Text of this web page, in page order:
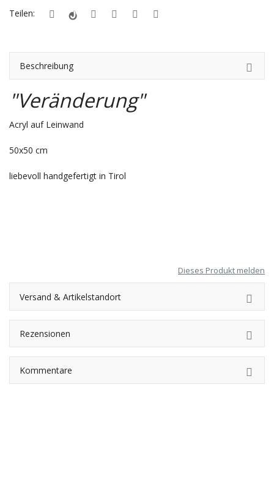
Teilen:
Beschreibung
"Veränderung"
Acryl auf Leinwand
50x50 cm
liebevoll handgefertigt in Tirol
Dieses Produkt melden
Versand & Artikelstandort
Rezensionen
Kommentare